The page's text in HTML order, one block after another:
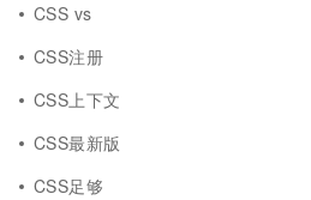
CSS vs
CSS注册
CSS上下文
CSS最新版
CSS足够